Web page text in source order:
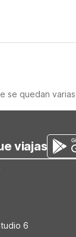
se quedan
viajas
6